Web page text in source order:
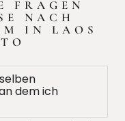
FRAGEN
NACH
IN LAOS
dem ich